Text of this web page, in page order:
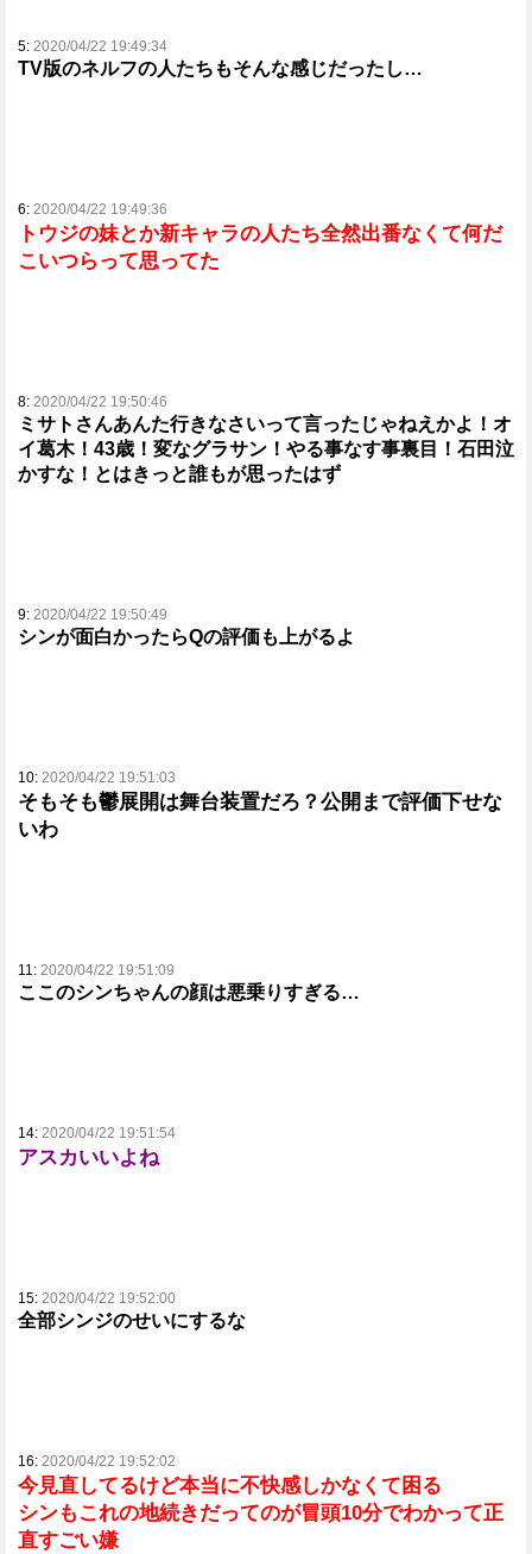
5: 2020/04/22 19:49:34
TV版のネルフの人たちもそんな感じだったし…
6: 2020/04/22 19:49:36
トウジの妹とか新キャラの人たち全然出番なくて何だ
こいつらって思ってた
8: 2020/04/22 19:50:46
ミサトさんあんた行きなさいって言ったじゃねえかよ！オ
イ葛木！43歳！変なグラサン！やる事なす事裏目！石田泣
かすな！とはきっと誰もが思ったはず
9: 2020/04/22 19:50:49
シンが面白かったらQの評価も上がるよ
10: 2020/04/22 19:51:03
そもそも鬱展開は舞台装置だろ？公開まで評価下せな
いわ
11: 2020/04/22 19:51:09
ここのシンちゃんの顔は悪乗りすぎる…
14: 2020/04/22 19:51:54
アスカいいよね
15: 2020/04/22 19:52:00
全部シンジのせいにするな
16: 2020/04/22 19:52:02
今見直してるけど本当に不快感しかなくて困る
シンもこれの地続きだってのが冒頭10分でわかって正
直すごい嫌